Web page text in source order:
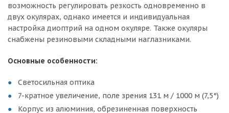
возможность регулировать резкость одновременно в
двух окулярах, однако имеется и индивидуальная
настройка диоптрий на одном окуляре. Также окуляры
снабжены резиновыми складными наглазниками.
Основные особенности:
Светосильная оптика
7-кратное увеличение, поле зрения 131 м / 1000 м (7,5°)
Корпус из алюминия, обрезиненная поверхность